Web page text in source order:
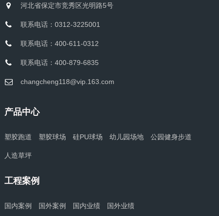
河北省保定市竞秀区光明路5号
联系电话：0312-3225001
联系电话：400-611-0312
联系电话：400-879-6835
changcheng118@vip.163.com
产品中心
塑胶跑道 塑胶球场 硅PU球场 幼儿园场地 公园健身步道
人造草坪
工程案例
国内案例 国外案例 国内业绩 国外业绩